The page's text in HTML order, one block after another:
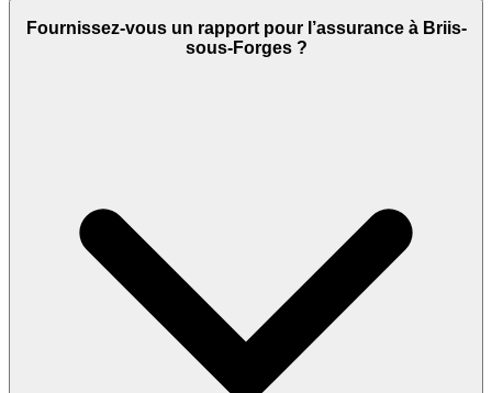
Fournissez-vous un rapport pour l’assurance à Briis-
sous-Forges ?